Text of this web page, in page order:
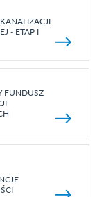
- ETAP I
FUNDUSZ